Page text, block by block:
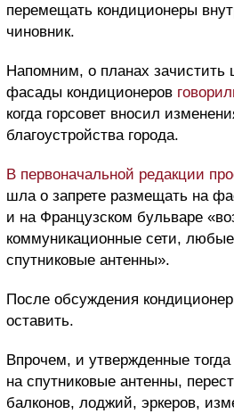
перемещать кондиционеры
чиновник.
Напомним, о планах зачистить
фасады кондиционеров
когда горсовет вносил
благоустройства города.
В первоначальной редакции
шла о запрете размещать на
и на Французском бульваре
коммуникационные сети,
спутниковые антенны».
После обсуждения
оставить.
Впрочем, и утвержденные тогда
на спутниковые антенны,
балконов, лоджий, эркеров,